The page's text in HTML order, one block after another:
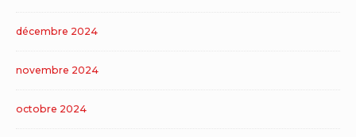
décembre 2024
novembre 2024
octobre 2024